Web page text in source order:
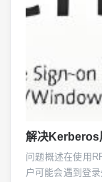
解决Kerberos
问题概述在使用
户可能会遇到登